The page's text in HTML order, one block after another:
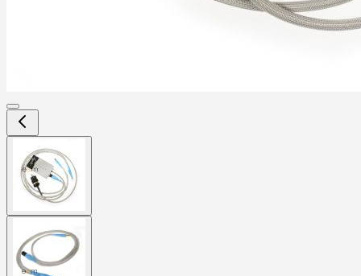
larger
image
larger
image